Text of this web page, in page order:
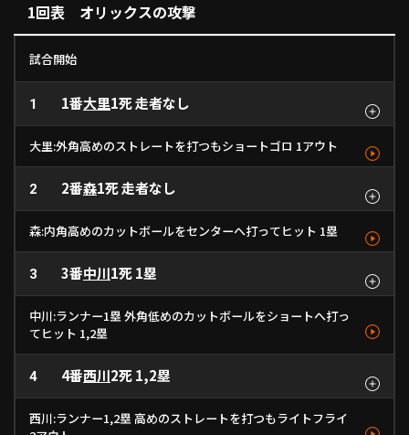
順位表･成績
1軍公式戦
ファーム東地区
ファーム中地区
ファーム西地区
交流戦
選手名鑑
北海道日本ハムファイターズ
東北楽天ゴールデンイーグルス
埼玉西武ライオンズ
千葉ロッテマリーンズ
オリックス・バファローズ
ニュース
設定
1回表 オリックスの攻撃
試合開始
1 1番大里1死 走者なし
大里:外角高めのストレートを打つもショートゴロ 1アウト
1 148km/h ストレート
2 - km/h ストレート
2 2番森1死 走者なし
森:内角高めのカットボールをセンターへ打ってヒット 1塁
1 - km/h フォーク
2 - km/h ストレート
3 - km/h カットボール
3 3番中川1死 1塁
中川:ランナー1塁 外角低めのカットボールをショートへ打っ
てヒット 1,2塁
1 - km/h カットボール
2 - km/h ストレート
3 - km/h カットボール
4 4番西川2死 1,2塁
西川:ランナー1,2塁 高めのストレートを打つもライトフライ